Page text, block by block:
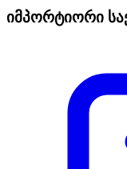
იმპორტიორი